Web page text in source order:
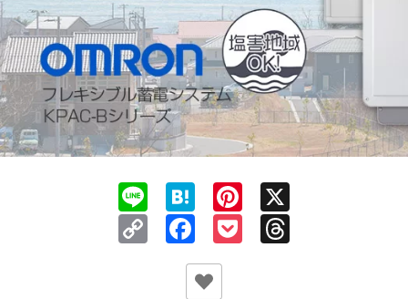
Line HatenaPinterest
Copy
Link
Facebook
Pocket